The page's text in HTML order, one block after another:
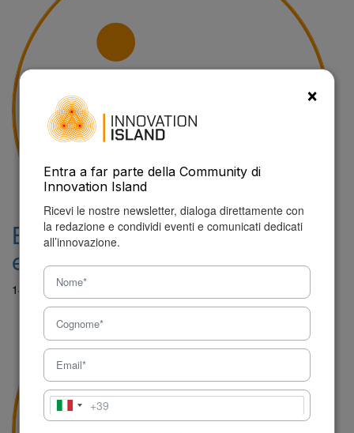
Blue Sicily, il mare che innova:
ecco la versione integrale
14 Luglio 2026 - 10:36
×
Entra a far parte della Community di
Innovation Island
Ricevi le nostre newsletter, dialoga direttamente con
la redazione e condividi eventi e comunicati dedicati
all’innovazione.
Italia
+39
+39